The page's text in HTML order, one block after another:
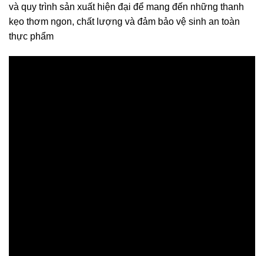
và quy trình sản xuất hiện đại để mang đến những thanh
kẹo thơm ngon, chất lượng và đảm bảo vệ sinh an toàn
thực phẩm